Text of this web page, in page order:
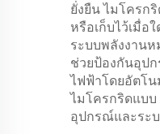
ยั่งยืน ไมโครก
หรือเก็บไว้เมื่
ระบบพลังงาน
ช่วยป้องกันอุป
ไฟฟ้าโดยอัตโน
ไมโครกริดแบบ
อุปกรณ์และระ